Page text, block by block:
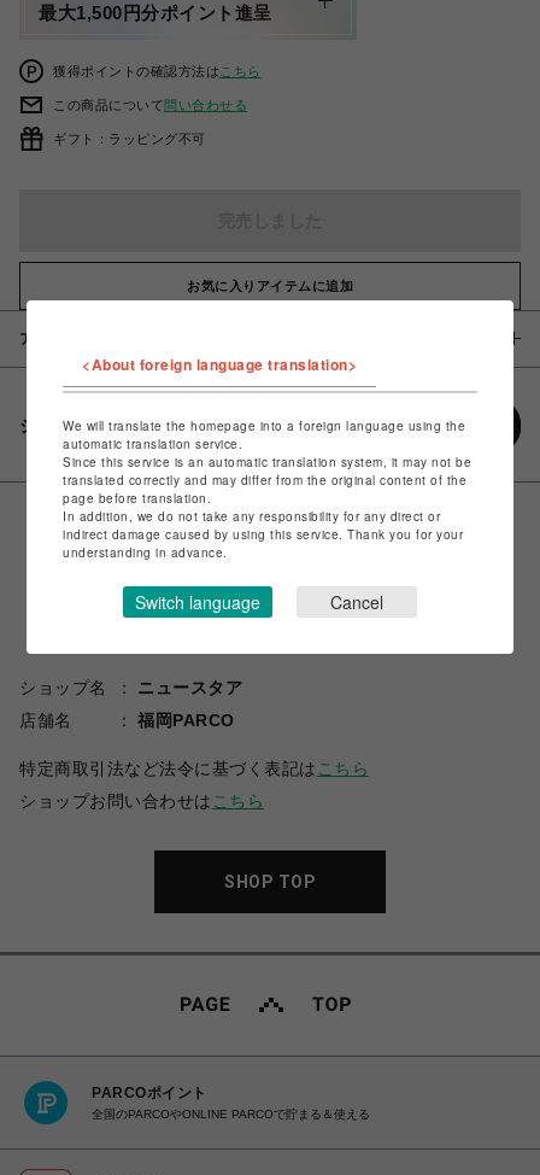
最大1,500円分ポイント進呈
獲得ポイントの確認方法は こちら
この商品について問い合わせる
ギフト：ラッピング不可
お気に入りアイテムに追加
アイテム説明 / 素材
シェアする
ショップ名
ニュースタア
店舗名
福岡PARCO
特定商取引法など法令に基づく表記は こちら
ショップお問い合わせは こちら
SHOP TOP
PARCOポイント
全国のPARCOやONLINE PARCOで貯まる＆使える
<About foreign language translation>
We will translate the homepage into a foreign language using the
automatic translation service.
Since this service is an automatic translation system, it may not be
translated correctly and may differ from the original content of the
page before translation.
In addition, we do not take any responsibility for any direct or
indirect damage caused by using this service. Thank you for your
understanding in advance.
Switch language Cancel